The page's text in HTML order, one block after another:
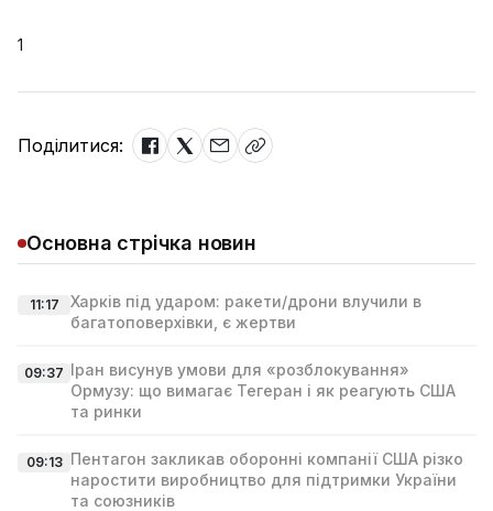
1
Поділитися:
Основна стрічка новин
11:17
Харків під ударом: ракети/дрони влучили в
багатоповерхівки, є жертви
09:37 Іран висунув умови для «розблокування»
Ормузу: що вимагає Тегеран і як реагують США
та ринки
09:13 Пентагон закликав оборонні компанії США різко
наростити виробництво для підтримки України
та союзників